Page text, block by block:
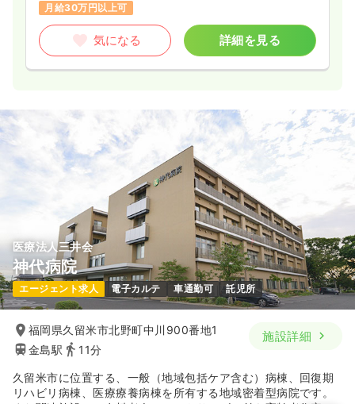
月給30万円以上可
気になる 詳細を見る
医療法人三井会
神代病院
エージェント求人 電子カルテ 車通勤可 託児所
福岡県久留米市北野町中川900番地1
金島駅
11分
施設詳細
久留米市に位置する、一般（地域包括ケア含む）病棟、回復期
リハビリ病棟、医療療養病棟を所有する地域密着型病院です。